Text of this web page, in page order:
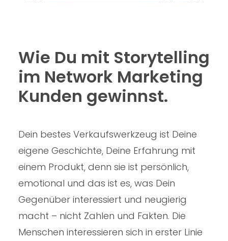
Wie Du mit Storytelling
im Network Marketing
Kunden gewinnst.
Dein bestes Verkaufswerkzeug ist Deine
eigene Geschichte, Deine Erfahrung mit
einem Produkt, denn sie ist persönlich,
emotional und das ist es, was Dein
Gegenüber interessiert und neugierig
macht – nicht Zahlen und Fakten. Die
Menschen interessieren sich in erster Linie